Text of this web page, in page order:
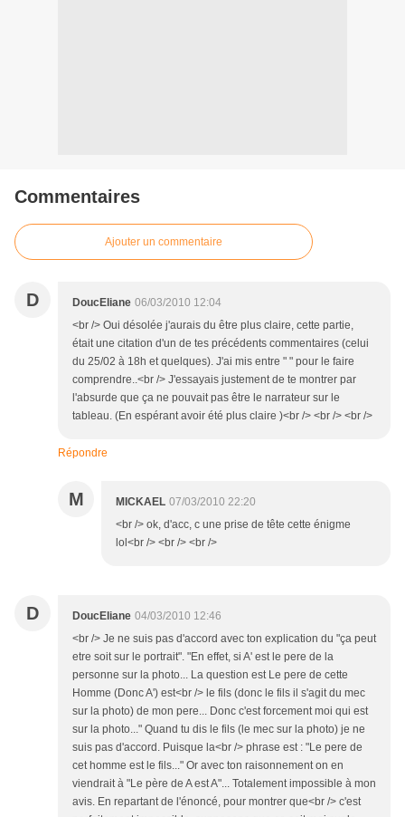
Commentaires
Ajouter un commentaire
D DoucEliane 06/03/2010 12:04
<br /> Oui désolée j'aurais du être plus claire, cette partie,
était une citation d'un de tes précédents commentaires (celui
du 25/02 à 18h et quelques). J'ai mis entre " " pour le faire
comprendre..<br /> J'essayais justement de te montrer par
l'absurde que ça ne pouvait pas être le narrateur sur le
tableau. (En espérant avoir été plus claire )<br /> <br /> <br />
Répondre
M MICKAEL 07/03/2010 22:20
<br /> ok, d'acc, c une prise de tête cette énigme
lol<br /> <br /> <br />
D DoucEliane 04/03/2010 12:46
<br /> Je ne suis pas d'accord avec ton explication du "ça peut
etre soit sur le portrait". "En effet, si A' est le pere de la
personne sur la photo... La question est Le pere de cette
Homme (Donc A') est<br /> le fils (donc le fils il s'agit du mec
sur la photo) de mon pere... Donc c'est forcement moi qui est
sur la photo..." Quand tu dis le fils (le mec sur la photo) je ne
suis pas d'accord. Puisque la<br /> phrase est : "Le pere de
cet homme est le fils..." Or avec ton raisonnement on en
viendrait à "Le père de A est A"... Totalement impossible à mon
avis. En repartant de l'énoncé, pour montrer que<br /> c'est